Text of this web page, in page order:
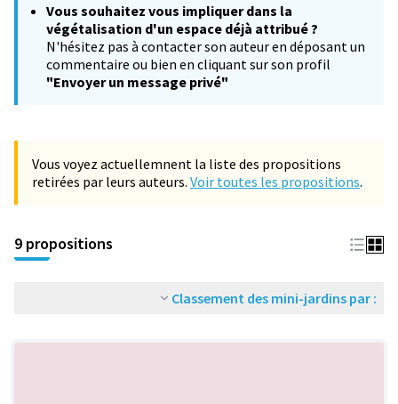
Vous souhaitez vous impliquer dans la
végétalisation d'un espace déjà attribué ?
N'hésitez pas à contacter son auteur en déposant un
commentaire ou bien en cliquant sur son profil
"Envoyer un message privé"
Vous voyez actuellemnent la liste des propositions
retirées par leurs auteurs. Voir toutes les propositions.
9 propositions
Classement des mini-jardins par :